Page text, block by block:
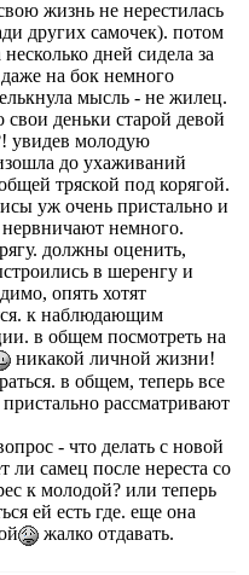
жизнь не нерестилась
других самочек). потом
дней сидела за
на бок немного
мысль - не жилец.
деньки старой девой
увидев молодую
до ухаживаний
тряской под корягой.
уж очень пристально и
немного.
должны оценить,
в шеренгу и
опять хотят
к наблюдающим
в общем посмотреть на
никакой личной жизни!
в общем, теперь все
рассматривают
- что делать с новой
ли самец после нереста со
к молодой? или теперь
ей есть где. еще она
жалко отдавать.